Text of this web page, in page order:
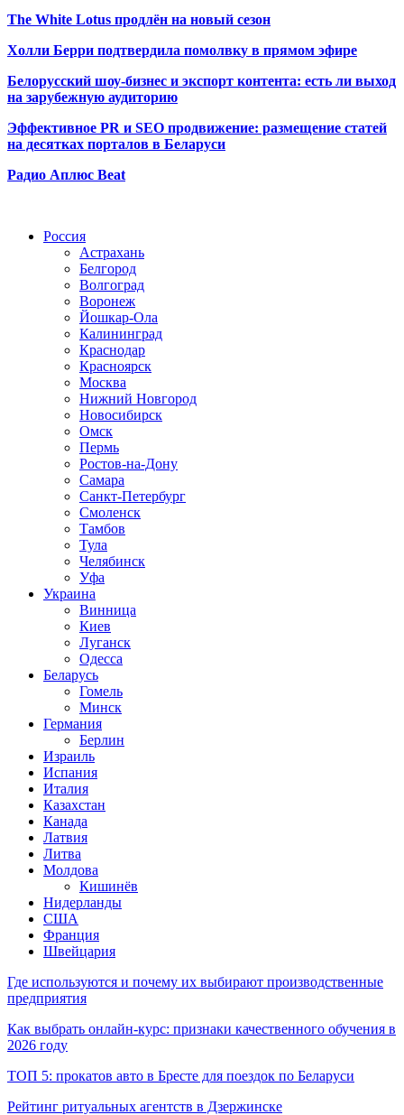
The White Lotus продлён на новый сезон
Холли Берри подтвердила помолвку в прямом эфире
Белорусский шоу-бизнес и экспорт контента: есть ли выход
на зарубежную аудиторию
Эффективное PR и SEO продвижение: размещение статей
на десятках порталов в Беларуси
Радио Аплюс Beat
Россия
Астрахань
Белгород
Волгоград
Воронеж
Йошкар-Ола
Калининград
Краснодар
Красноярск
Москва
Нижний Новгород
Новосибирск
Омск
Пермь
Ростов-на-Дону
Самара
Санкт-Петербург
Смоленск
Тамбов
Тула
Челябинск
Уфа
Украина
Винница
Киев
Луганск
Одесса
Беларусь
Гомель
Минск
Германия
Берлин
Израиль
Испания
Италия
Казахстан
Канада
Латвия
Литва
Молдова
Кишинёв
Нидерланды
США
Франция
Швейцария
Где используются и почему их выбирают производственные
предприятия
Как выбрать онлайн-курс: признаки качественного обучения в
2026 году
ТОП 5: прокатов авто в Бресте для поездок по Беларуси
Рейтинг ритуальных агентств в Дзержинске